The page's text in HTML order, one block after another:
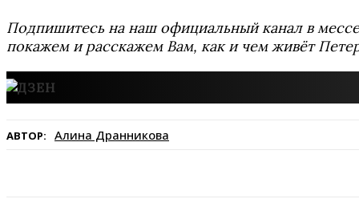
Подпишитесь на наш официальный канал в
покажем и расскажем Вам, как и чем живёт
АВТОР: Алина Дранникова